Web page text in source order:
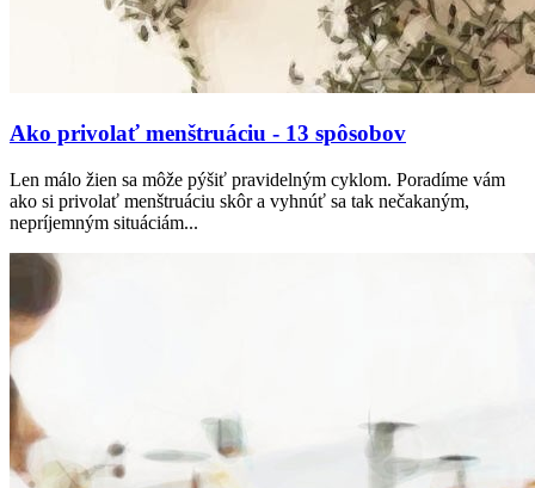
Ako privolať menštruáciu - 13 spôsobov
Len málo žien sa môže pýšiť pravidelným cyklom. Poradíme vám
ako si privolať menštruáciu skôr a vyhnúť sa tak nečakaným,
nepríjemným situáciám...